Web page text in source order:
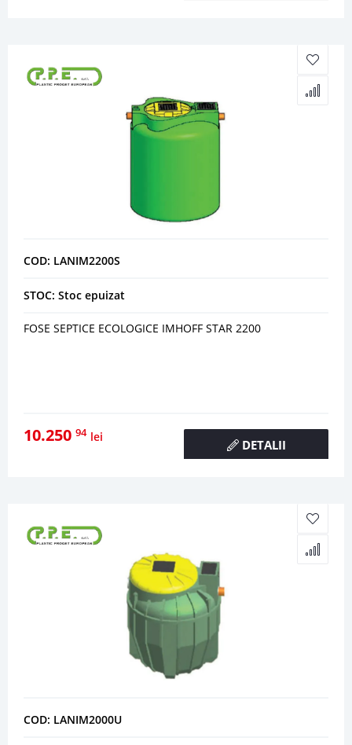
COD: LANIM2200S
STOC: Stoc epuizat
FOSE SEPTICE ECOLOGICE IMHOFF STAR 2200
10.250 94 lei
DETALII
COD: LANIM2000U